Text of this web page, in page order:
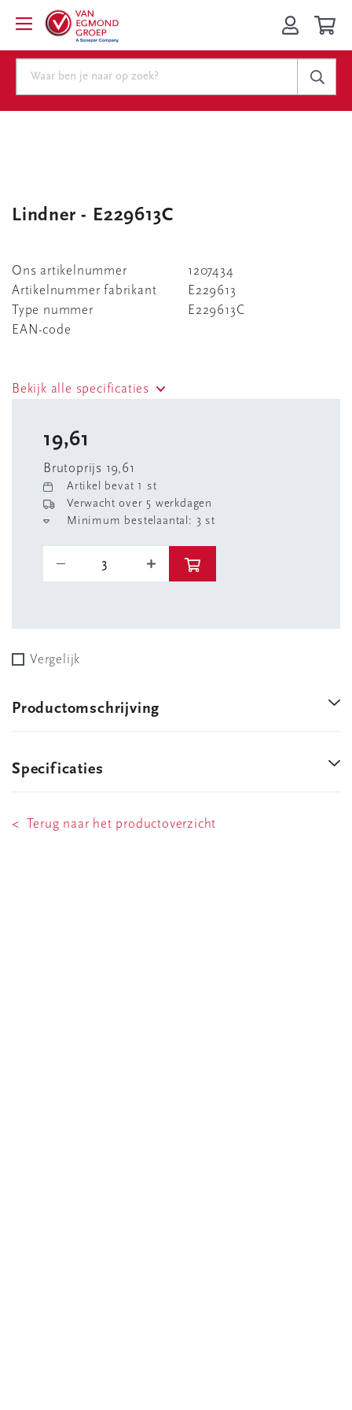
Lindner - E229613C
Ons artikelnummer
1207434
Artikelnummer fabrikant
E229613
Type nummer
E229613C
EAN-code
Bekijk alle specificaties
19,61
Brutoprijs 19,61
Artikel bevat 1 st
Verwacht over 5 werkdagen
Minimum bestelaantal: 3 st
Vergelijk
Productomschrijving
Specificaties
< Terug naar het productoverzicht